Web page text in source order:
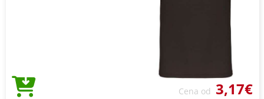
Cena od 3,17€